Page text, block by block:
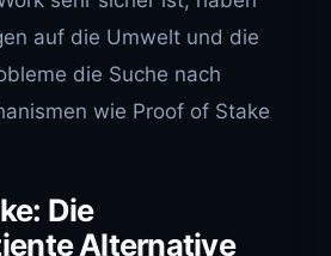
auf die Umwelt und die
die Suche nach
wie Proof of Stake
Die
Alternative